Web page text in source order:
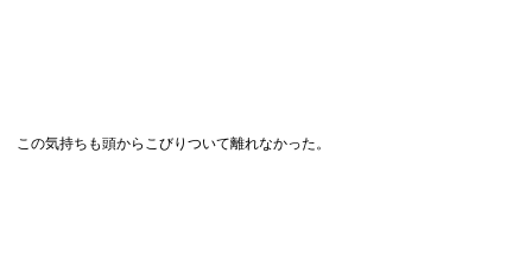
この気持ちも頭からこびりついて離れなかった。